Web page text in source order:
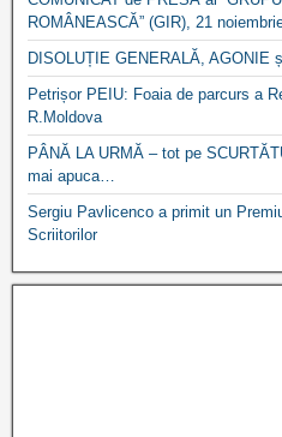
ROMÂNEASCĂ” (GIR), 21
DISOLUȚIE GENERALĂ,
Petrișor PEIU: Foaia de parcurs a
R.Moldova
PÂNĂ LA URMĂ – tot pe
mai apuca…
Sergiu Pavlicenco a primit un
Scriitorilor